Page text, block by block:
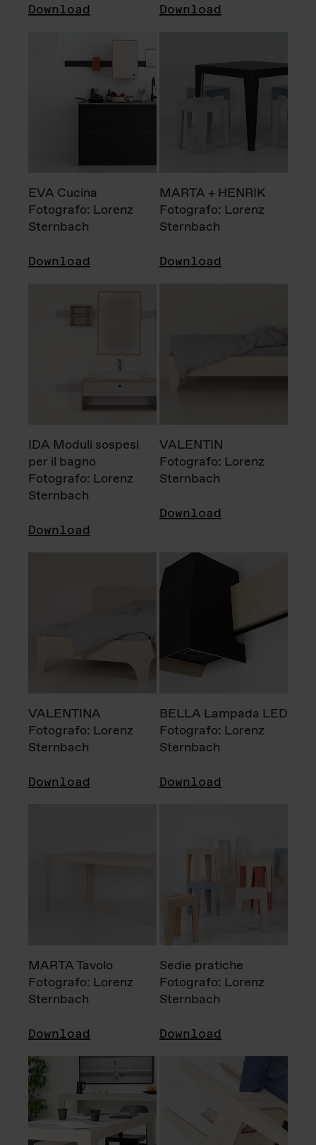
Download Download
EVA Cucina
Fotografo: Lorenz
Sternbach
Download
MARTA + HENRIK
Fotografo: Lorenz
Sternbach
Download
IDA Moduli sospesi
per il bagno
Fotografo: Lorenz
Sternbach
Download
VALENTIN
Fotografo: Lorenz
Sternbach
Download
VALENTINA
Fotografo: Lorenz
Sternbach
Download
BELLA Lampada LED
Fotografo: Lorenz
Sternbach
Download
MARTA Tavolo
Fotografo: Lorenz
Sternbach
Download
Sedie pratiche
Fotografo: Lorenz
Sternbach
Download